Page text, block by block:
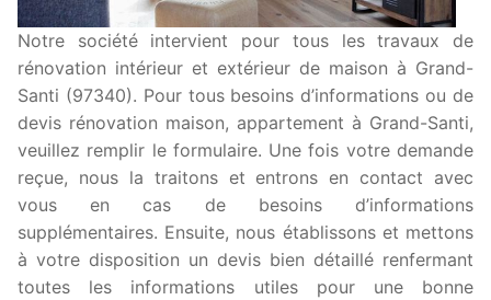
Notre société intervient pour tous les travaux de
rénovation intérieur et extérieur de maison à Grand-
Santi (97340). Pour tous besoins d’informations ou de
devis rénovation maison, appartement à Grand-Santi,
veuillez remplir le formulaire. Une fois votre demande
reçue, nous la traitons et entrons en contact avec
vous en cas de besoins d’informations
supplémentaires. Ensuite, nous établissons et mettons
à votre disposition un devis bien détaillé renfermant
toutes les informations utiles pour une bonne